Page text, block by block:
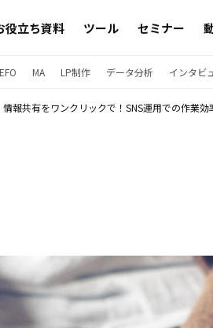
役立ち資料 ツール セミナー
MA LP制作 データ分析 インタビ
情報共有をワンクリックで！SNS運用での作業